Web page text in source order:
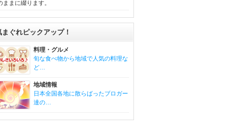
ままに綴ります。
まぐれピックアップ！
料理・グルメ
旬な食べ物から地域で人気の料理な
ど…
地域情報
日本全国各地に散らばったブロガー
達の…